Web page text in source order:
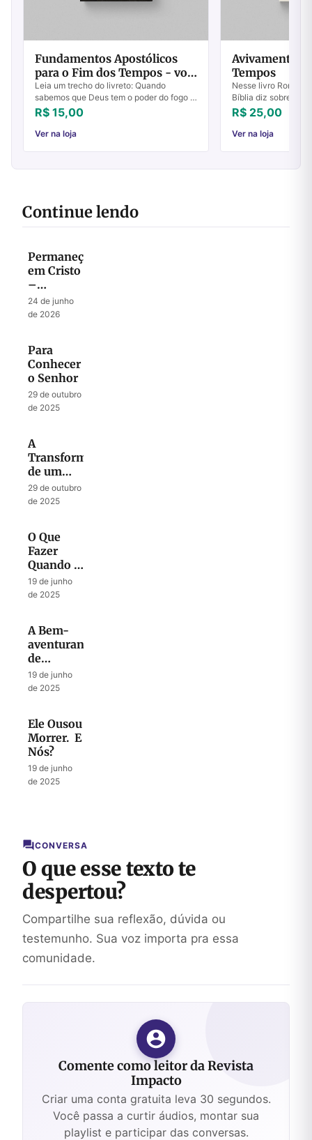
Fundamentos Apostólicos
para o Fim dos Tempos - vol
6
Leia um trecho do livreto: Quando
sabemos que Deus tem o poder do fogo e
da santidade, que ele nos julga, castiga o
pecado e recompensa a justiça, temos
uma ...
R$ 15,00
Ver na loja
Avivamento
Tempos
Nesse livro Ron
Bíblia diz sobre o
tempos. "De fato,
quando um pastor
perguntou ...
R$ 25,00
Ver na loja
Continue lendo
Permaneça
em Cristo
–
Descubra
sua Força
24 de junho
de 2026
Para
Conhecer
o Senhor
29 de outubro
de 2025
A
Transformação
de um
Fardo em
Canção
29 de outubro
de 2025
O Que
Fazer
Quando a
Fornalha
Fica Cada
19 de junho
de 2025
A Bem-
aventurança
de
Perseverar
durante a
19 de junho
de 2025
Ele Ousou
Morrer. E
Nós?
19 de junho
de 2025
CONVERSA
O que esse texto te
despertou?
Compartilhe sua reflexão, dúvida ou
testemunho. Sua voz importa pra essa
comunidade.
Comente como leitor da Revista
Impacto
Criar uma conta gratuita leva 30 segundos.
Você passa a curtir áudios, montar sua
playlist e participar das conversas.